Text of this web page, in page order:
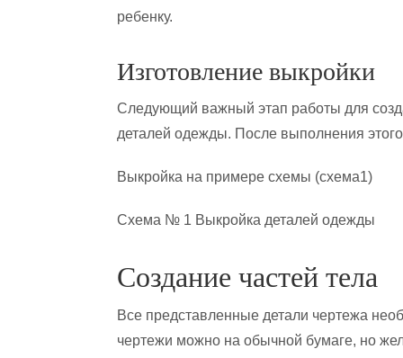
ребенку.
Изготовление выкройки
Следующий важный этап работы для
деталей одежды. После выполнения
Выкройка на примере схемы (схема1)
Схема № 1 Выкройка деталей одежды
Создание частей тела
Все представленные детали чертежа
чертежи можно на обычной бумаге, но